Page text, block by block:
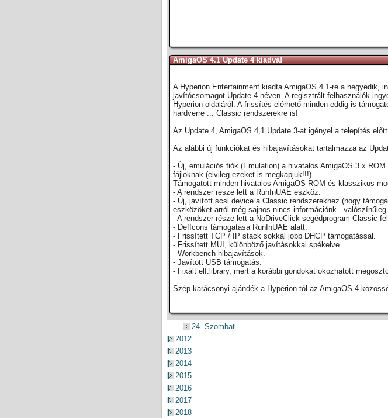
AmigaOS 4.1 Update 4 kiadva!
A Hyperion Entertainment kiadta AmigaOS 4.1-re a negyedik,
javítócsomagot Update 4 néven. A regisztrált felhasználók
Hyperion oldaláról. A frissítés elérhető minden eddig is
hardverre ... Classic rendszerekre is!
Az Update 4, AmigaOS 4,1 Update 3-at igényel a telepítés
Az alábbi új funkciókat és hibajavításokat tartalmazza az
- Új, emulációs fiók (Emulation) a hivatalos AmigaOS 3.x ROM
fájloknak (elvileg ezeket is megkapjuk!!!).
Támogatott minden hivatalos AmigaOS ROM és klasszikus
- A rendszer része lett a RunInUAE eszköz.
- Új, javított scsi.device a Classic rendszerekhez (hogy
eszközöket arról még sajnos nincs információnk - valószínűleg
- A rendszer része lett a NoDriveClick segédprogram Classic
- DefIcons támogatása RunInUAE alatt.
- Frissített TCP / IP stack sokkal jobb DHCP támogatással.
- Frissített MUI, különböző javításokkal spékelve.
- Workbench hibajavítások.
- Javított USB támogatás.
- Fixált elf.library, mert a korábbi gondokat okozhatott
Szép karácsonyi ajándék a Hyperion-tól az AmigaOS 4
24. Szombat
2012
2013
2014
2015
2016
2017
2018